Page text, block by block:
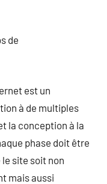
de
est un
à de multiples
la conception à la
phase doit être
le site soit non
mais aussi